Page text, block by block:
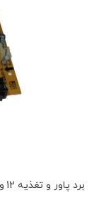
برد پاور و تغذیه 12 ولت رسیور و ماهواره کلید دار